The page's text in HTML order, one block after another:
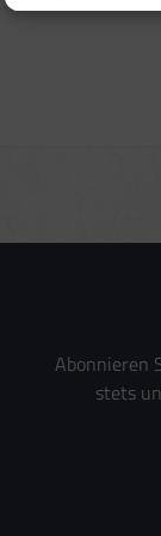
Abonnieren
stets
Erstellung von